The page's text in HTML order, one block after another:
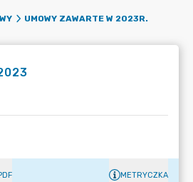
UMOWY ZAWARTE W 2023R.
METRYCZKA